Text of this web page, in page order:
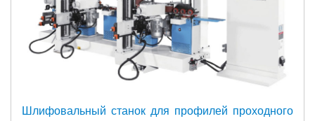
Шлифовальный станок для профилей проходного